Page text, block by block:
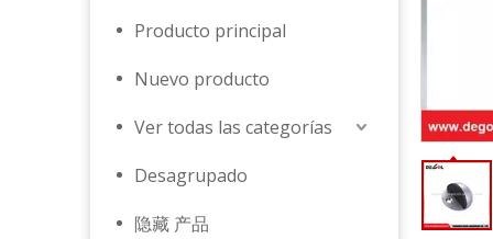
Producto principal
Nuevo producto
Ver todas las categorías
Desagrupado
隐藏 产品